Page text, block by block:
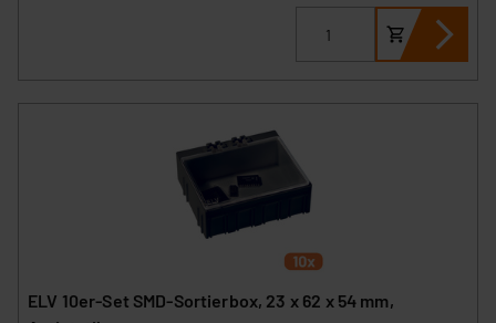
ELV 10er-Set SMD-Sortierbox, 23 x 62 x 54 mm,